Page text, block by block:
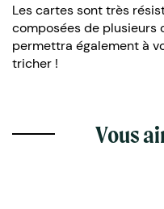
Les cartes sont très
composées de plusieurs
permettra également à
tricher !
Vous